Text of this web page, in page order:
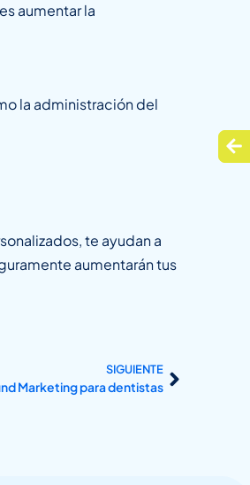
aumentar la
la administración del
te ayudan a
aumentarán tus
SIGUIENTE
Marketing para dentistas